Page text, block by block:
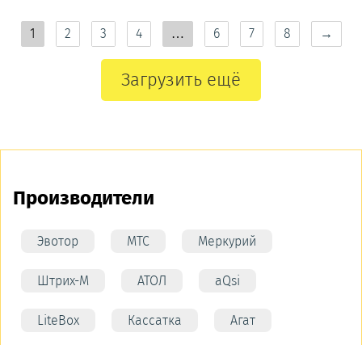
1 2 3 4 … 6 7 8 →
Загрузить ещё
Производители
Эвотор МТС Меркурий
Штрих-М АТОЛ aQsi
LiteBox Кассатка Агат